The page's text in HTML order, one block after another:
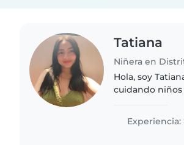
Tatiana
Niñera en
Hola, soy
cuidando niños
pequeños
Experiencia: